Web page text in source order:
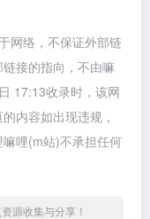
网络，不保证外部链
接的指向，不由嘛
17:13收录时，该网
内容如出现违规，
哩(m站)不承担任何
源收集与分享！